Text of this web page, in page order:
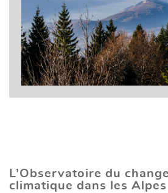
L’Observatoire du
climatique dans les